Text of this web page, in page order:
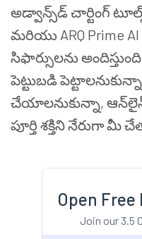
అడ్వాన్స్‌డ్ చార్టింగ్
మరియు ARQ Prime
సిఫార్సులను
పెట్టుబడి
చేయాలనుకున్నా,
పూర్తి శక్తిని నేరుగా మీ
Open
Join our 3.5